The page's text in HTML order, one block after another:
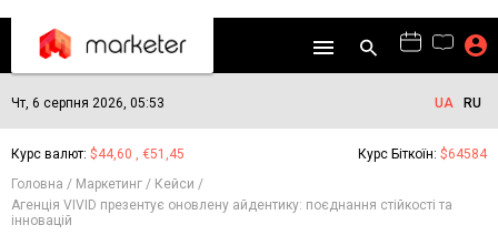
Чт, 6 серпня 2026, 05:53 UA RU
Курс валют: $44,60 , €51,45 Курс Біткоїн: $64584
Головна
Маркетинг
Кейси
Агенція VIVID презентує оновлену айдентику: поєднання стійкості та
інновацій